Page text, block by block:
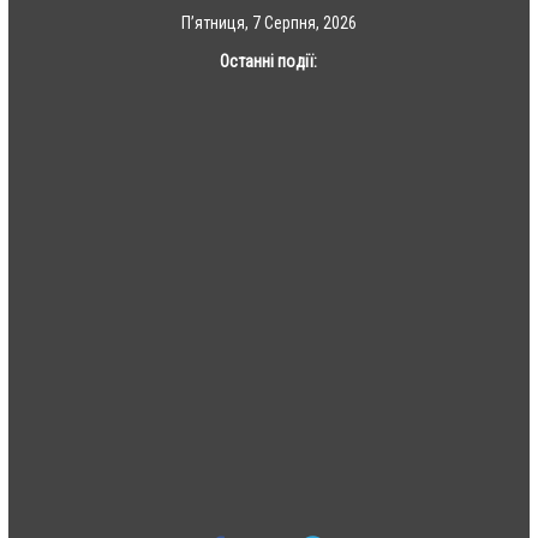
П’ятниця, 7 Серпня, 2026
Останні події: